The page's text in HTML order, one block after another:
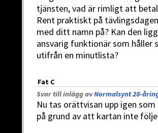
tjänsten, vad är rimligt att
Rent praktiskt på
med ditt namn på? Kan den
ansvarig funktionär som håller
utifrån en minutlista?
Fat C
Svar till inlägg avNormalsynt 28-
Nu tas orättvisan upp igen
på grund av att kartan inte